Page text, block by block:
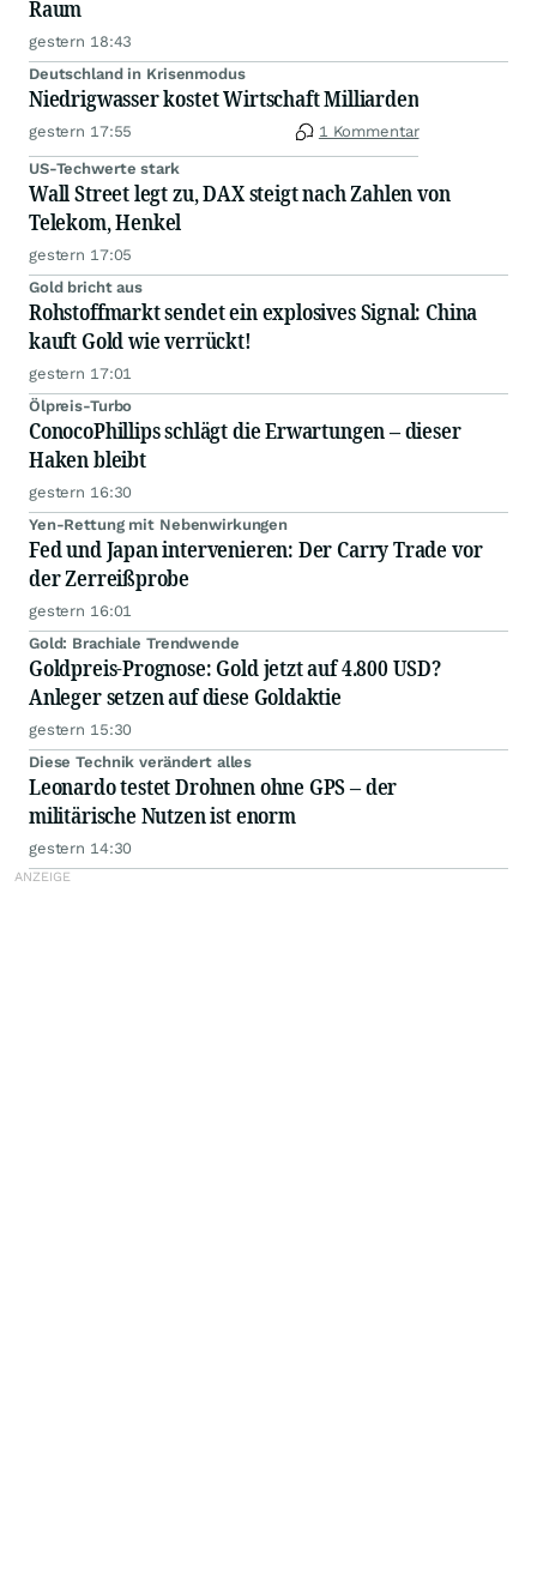
Raum
gestern 18:43
Deutschland in Krisenmodus
Niedrigwasser kostet Wirtschaft Milliarden
gestern 17:55 1 Kommentar
US-Techwerte stark
Wall Street legt zu, DAX steigt nach Zahlen von
Telekom, Henkel
gestern 17:05
Gold bricht aus
Rohstoffmarkt sendet ein explosives Signal: China
kauft Gold wie verrückt!
gestern 17:01
Ölpreis-Turbo
ConocoPhillips schlägt die Erwartungen – dieser
Haken bleibt
gestern 16:30
Yen-Rettung mit Nebenwirkungen
Fed und Japan intervenieren: Der Carry Trade vor
der Zerreißprobe
gestern 16:01
Gold: Brachiale Trendwende
Goldpreis-Prognose: Gold jetzt auf 4.800 USD?
Anleger setzen auf diese Goldaktie
gestern 15:30
Diese Technik verändert alles
Leonardo testet Drohnen ohne GPS – der
militärische Nutzen ist enorm
gestern 14:30